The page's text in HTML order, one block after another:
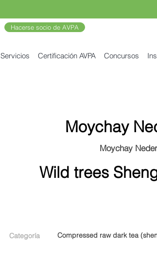
Hacerse socio de AVPA
Servicios Certificación AVPA Concursos
Moychay
Moychay
Wild trees
Categoría Compressed raw dark tea